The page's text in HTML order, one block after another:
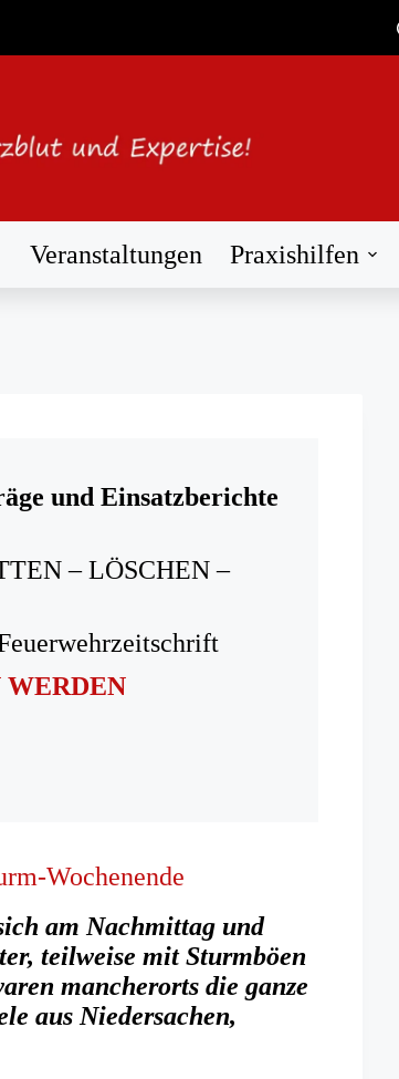
Veranstaltungen Praxishilfen
und Einsatzberichte
– LÖSCHEN –
Wochenende
am Nachmittag und
teilweise mit Sturmböen
mancherorts die ganze
aus Niedersachen,